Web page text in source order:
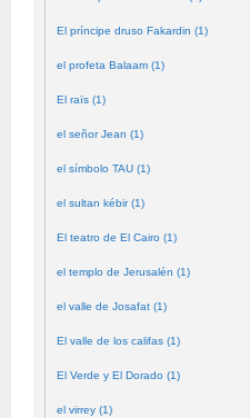
El príncipe druso Fakardin (1)
el profeta Balaam (1)
El raïs (1)
el señor Jean (1)
el símbolo TAU (1)
el sultan kébir (1)
El teatro de El Cairo (1)
el templo de Jerusalén (1)
el valle de Josafat (1)
El valle de los califas (1)
El Verde y El Dorado (1)
el virrey (1)